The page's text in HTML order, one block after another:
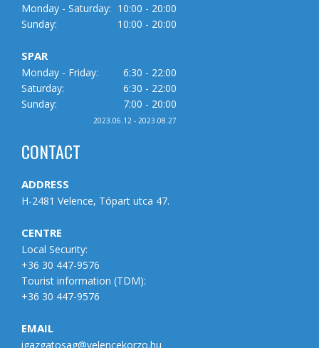
Monday - Saturday: 10:00 - 20:00
Sunday:
10:00 - 20:00
SPAR
Monday - Friday:
6:30 - 22:00
Saturday:
6:30 - 22:00
Sunday:
7:00 - 20:00
2023.06.12 - 2023.08.27
CONTACT
ADDRESS
H-2481 Velence, Tópart utca 47.
CENTRE
Local Security:
+36 30 447-9576
Tourist information (TDM):
+36 30 447-9576
EMAIL
igazgatosag@velencekorzo.hu